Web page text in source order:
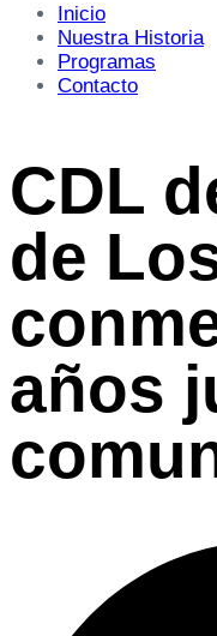
Inicio
Nuestra Historia
Programas
Contacto
CDL
de
años